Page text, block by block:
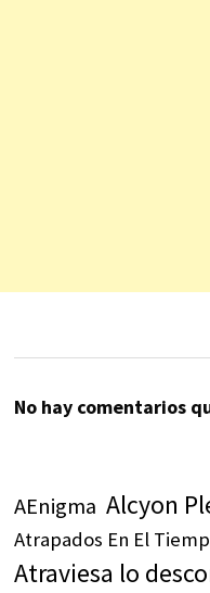
No hay comentarios
AEnigma Alcyon
Atrapados En El
Atraviesa lo